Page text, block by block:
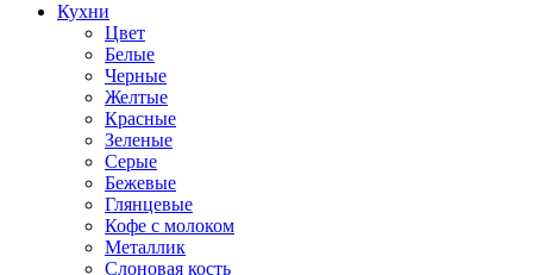
Кухни
Цвет
Белые
Черные
Желтые
Красные
Зеленые
Серые
Бежевые
Глянцевые
Кофе с молоком
Металлик
Слоновая кость